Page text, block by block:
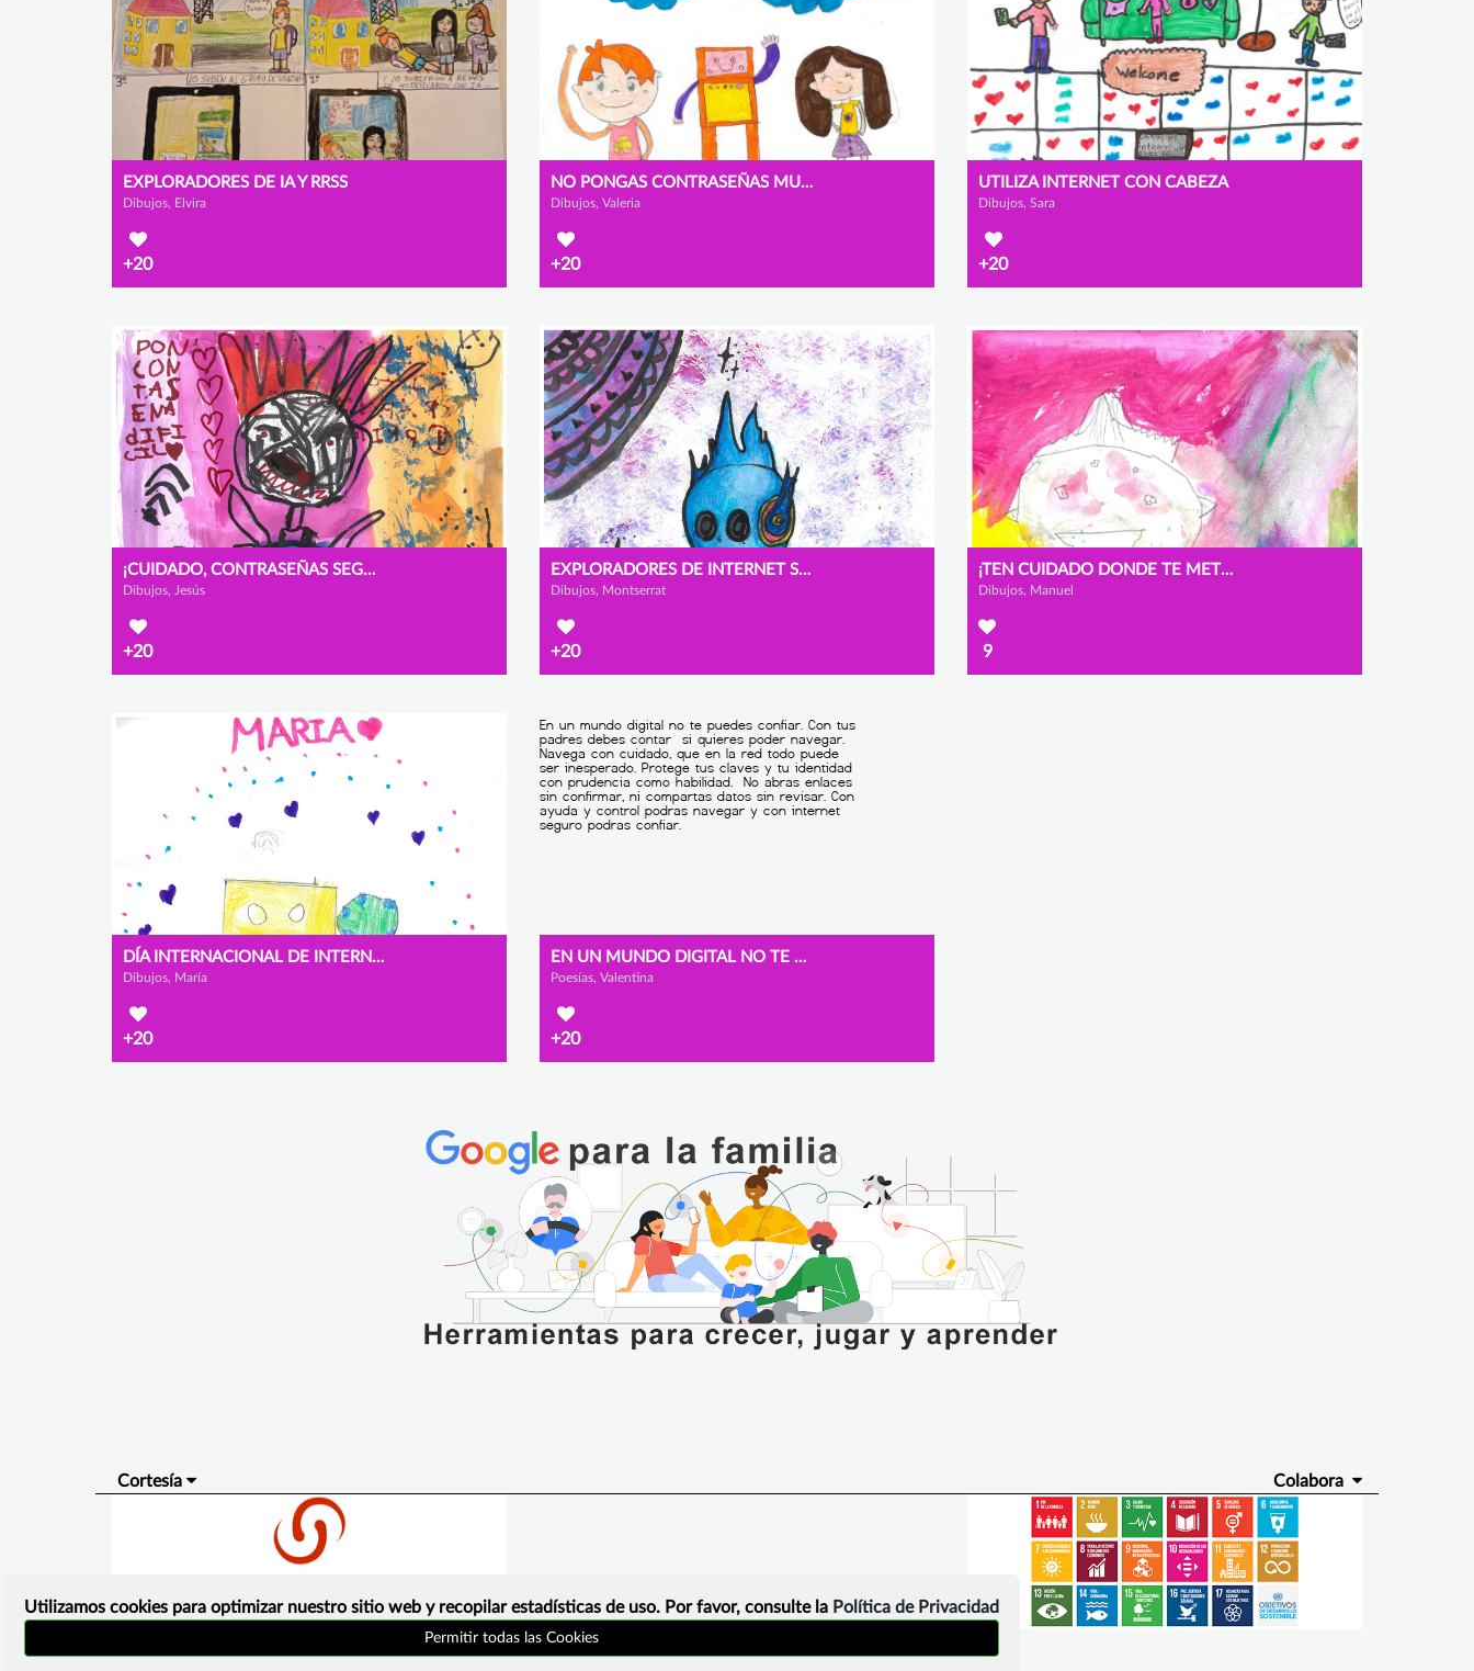
EXPLORADORES DE IA Y RRSS
Dibujos, Elvira
+20
NO PONGAS CONTRASEÑAS MUY FÁCILES
Dibujos, Valeria
+20
UTILIZA INTERNET CON CABEZA
Dibujos, Sara
+20
¡CUIDADO, CONTRASEÑAS SEGURAS!
Dibujos, Jesús
+20
EXPLORADORES DE INTERNET SEGURO.
Dibujos, Montserrat
+20
¡TEN CUIDADO DONDE TE METES!
Dibujos, Manuel
9
DÍA INTERNACIONAL DE INTERNET SEGURA.
Dibujos, María
+20
EN UN MUNDO DIGITAL NO TE PUEDES CONFIAR.
Poesías, Valentina
+20
Cortesía Colabora
Utilizamos cookies para optimizar nuestro sitio web y recopilar estadísticas de uso. Por favor, consulte la Política de Privacidad
Permitir todas las Cookies